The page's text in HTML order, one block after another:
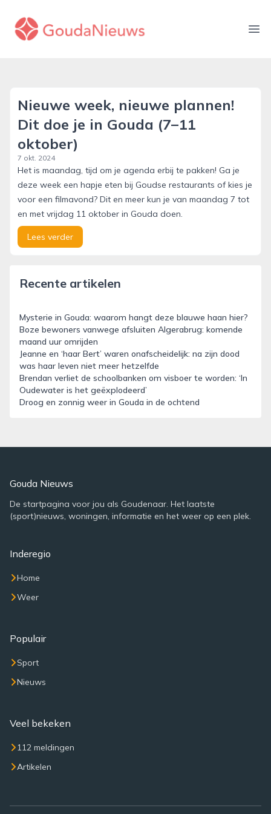
gouda-nieuws.nl
Nieuwe week, nieuwe plannen!
Dit doe je in Gouda (7–11
oktober)
7 okt. 2024
Het is maandag, tijd om je agenda erbij te pakken! Ga je
deze week een hapje eten bij Goudse restaurants of kies je
voor een filmavond? Dit en meer kun je van maandag 7 tot
en met vrijdag 11 oktober in Gouda doen.
Lees verder
Recente artikelen
Mysterie in Gouda: waarom hangt deze blauwe haan hier?
Boze bewoners vanwege afsluiten Algerabrug: komende
maand uur omrijden
Jeanne en ‘haar Bert’ waren onafscheidelijk: na zijn dood
was haar leven niet meer hetzelfde
Brendan verliet de schoolbanken om visboer te worden: ‘In
Oudewater is het geëxplodeerd’
Droog en zonnig weer in Gouda in de ochtend
Gouda Nieuws
De startpagina voor jou als Goudenaar. Het laatste
(sport)nieuws, woningen, informatie en het weer op een plek.
Inderegio
Home
Weer
Populair
Sport
Nieuws
Veel bekeken
112 meldingen
Artikelen